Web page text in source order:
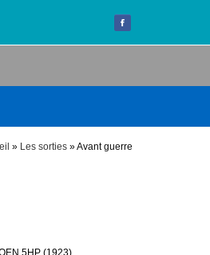
» Les sorties »Avant guerre
5HP (1923)